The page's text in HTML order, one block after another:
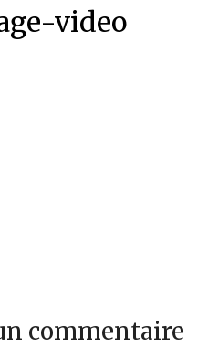
video
commentaire